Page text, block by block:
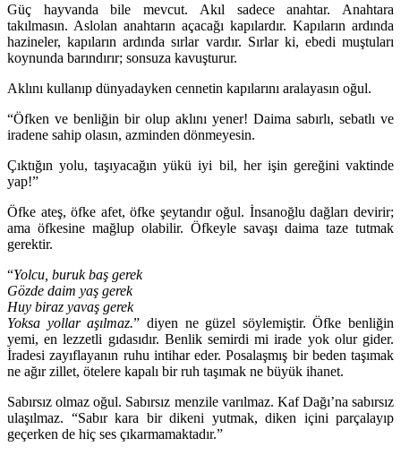
Güç hayvanda bile mevcut. Akıl sadece anahtar. Anahtara
takılmasın. Aslolan anahtarın açacağı kapılardır. Kapıların ardında
hazineler, kapıların ardında sırlar vardır. Sırlar ki, ebedi muştuları
koynunda barındırır; sonsuza kavuşturur.
Aklını kullanıp dünyadayken cennetin kapılarını aralayasın oğul.
“Öfken ve benliğin bir olup aklını yener! Daima sabırlı, sebatlı ve
iradene sahip olasın, azminden dönmeyesin.
Çıktığın yolu, taşıyacağın yükü iyi bil, her işin gereğini vaktinde
yap!”
Öfke ateş, öfke afet, öfke şeytandır oğul. İnsanoğlu dağları devirir;
ama öfkesine mağlup olabilir. Öfkeyle savaşı daima taze tutmak
gerektir.
“Yolcu, buruk baş gerek
Gözde daim yaş gerek
Huy biraz yavaş gerek
Yoksa yollar aşılmaz.” diyen ne güzel söylemiştir. Öfke benliğin
yemi, en lezzetli gıdasıdır. Benlik semirdi mi irade yok olur gider.
İradesi zayıflayanın ruhu intihar eder. Posalaşmış bir beden taşımak
ne ağır zillet, ötelere kapalı bir ruh taşımak ne büyük ihanet.
Sabırsız olmaz oğul. Sabırsız menzile varılmaz. Kaf Dağı’na sabırsız
ulaşılmaz. “Sabır kara bir dikeni yutmak, diken içini parçalayıp
geçerken de hiç ses çıkarmamaktadır.”